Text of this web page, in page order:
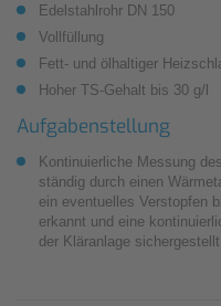
Edelstahlrohr DN 150
Vollfüllung
Fett- und ölhaltiger
Hoher TS-Gehalt bis 30 g/l
Aufgabenstellung
Kontinuierliche Messung
ständig durch einen
ein eventuelles Verstopfen
erkannt und eine
der Kläranlage sichergestellt.